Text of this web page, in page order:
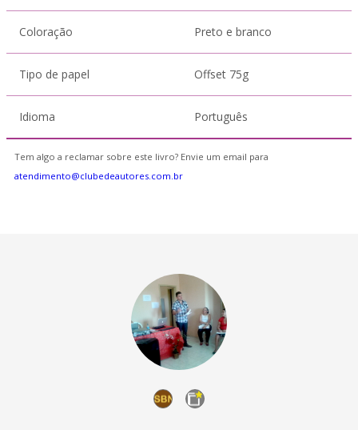
Coloração Preto e branco
Tipo de papel Offset 75g
Idioma Português
Tem algo a reclamar sobre este livro? Envie um email para
atendimento@clubedeautores.com.br